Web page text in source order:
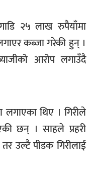
२५ लाख रुपैयाँमा
कब्जा गरेकी हुन् ।
आरोप लगाउँदै
लगाएका थिए । गिरीले
छन् । साहले प्रहरी
उल्टै पीडक गिरीलाई